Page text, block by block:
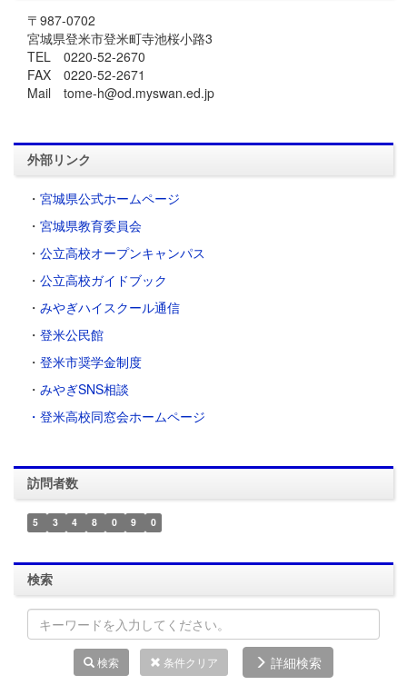
〒987-0702
宮城県登米市登米町寺池桜小路3
TEL 0220-52-2670
FAX 0220-52-2671
Mail tome-h@od.myswan.ed.jp
外部リンク
・ 宮城県公式ホームページ
・ 宮城県教育委員会
・ 公立高校オープンキャンパス
・ 公立高校ガイドブック
・ みやぎハイスクール通信
・ 登米公民館
・ 登米市奨学金制度
・ みやぎSNS相談
・登米高校同窓会ホームページ
訪問者数
5 3 4 8 0 9 0
検索
検索 条件クリア 詳細検索